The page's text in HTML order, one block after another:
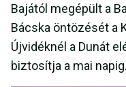
Bajától megépült a
Bácska öntözését a
Újvidéknél a Dunát
biztosítja a mai napig.